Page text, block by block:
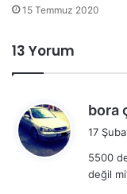
15 Temmuz 2020
13 Yorum
bora
17
5500
değil